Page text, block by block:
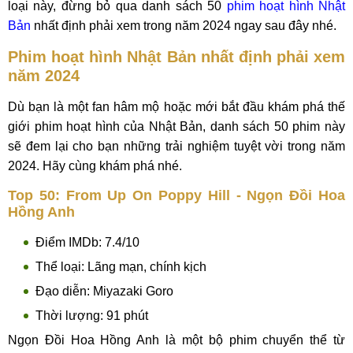
loại này, đừng bỏ qua danh sách 50 phim hoạt hình Nhật
Bản nhất định phải xem trong năm 2024 ngay sau đây nhé.
Phim hoạt hình Nhật Bản nhất định phải xem
năm 2024
Dù bạn là một fan hâm mộ hoặc mới bắt đầu khám phá thế
giới phim hoạt hình của Nhật Bản, danh sách 50 phim này
sẽ đem lại cho bạn những trải nghiệm tuyệt vời trong năm
2024. Hãy cùng khám phá nhé.
Top 50: From Up On Poppy Hill - Ngọn Đồi Hoa
Hồng Anh
Điểm IMDb: 7.4/10
Thể loại: Lãng mạn, chính kịch
Đạo diễn: Miyazaki Goro
Thời lượng: 91 phút
Ngọn Đồi Hoa Hồng Anh là một bộ phim chuyển thể từ